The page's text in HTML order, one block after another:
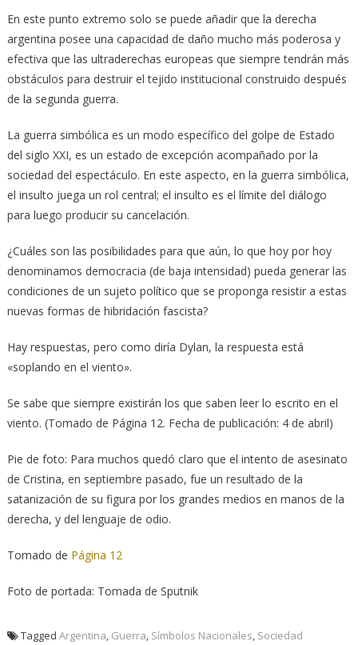
En este punto extremo solo se puede añadir que la derecha
argentina posee una capacidad de daño mucho más poderosa y
efectiva que las ultraderechas europeas que siempre tendrán más
obstáculos para destruir el tejido institucional construido después
de la segunda guerra.
La guerra simbólica es un modo específico del golpe de Estado
del siglo XXI, es un estado de excepción acompañado por la
sociedad del espectáculo. En este aspecto, en la guerra simbólica,
el insulto juega un rol central; el insulto es el límite del diálogo
para luego producir su cancelación.
¿Cuáles son las posibilidades para que aún, lo que hoy por hoy
denominamos democracia (de baja intensidad) pueda generar las
condiciones de un sujeto político que se proponga resistir a estas
nuevas formas de hibridación fascista?
Hay respuestas, pero como diría Dylan, la respuesta está
«soplando en el viento».
Se sabe que siempre existirán los que saben leer lo escrito en el
viento. (Tomado de Página 12. Fecha de publicación: 4 de abril)
Pie de foto: Para muchos quedó claro que el intento de asesinato
de Cristina, en septiembre pasado, fue un resultado de la
satanización de su figura por los grandes medios en manos de la
derecha, y del lenguaje de odio.
Tomado de Página 12
Foto de portada: Tomada de Sputnik
Tagged Argentina Guerra Símbolos Nacionales Sociedad